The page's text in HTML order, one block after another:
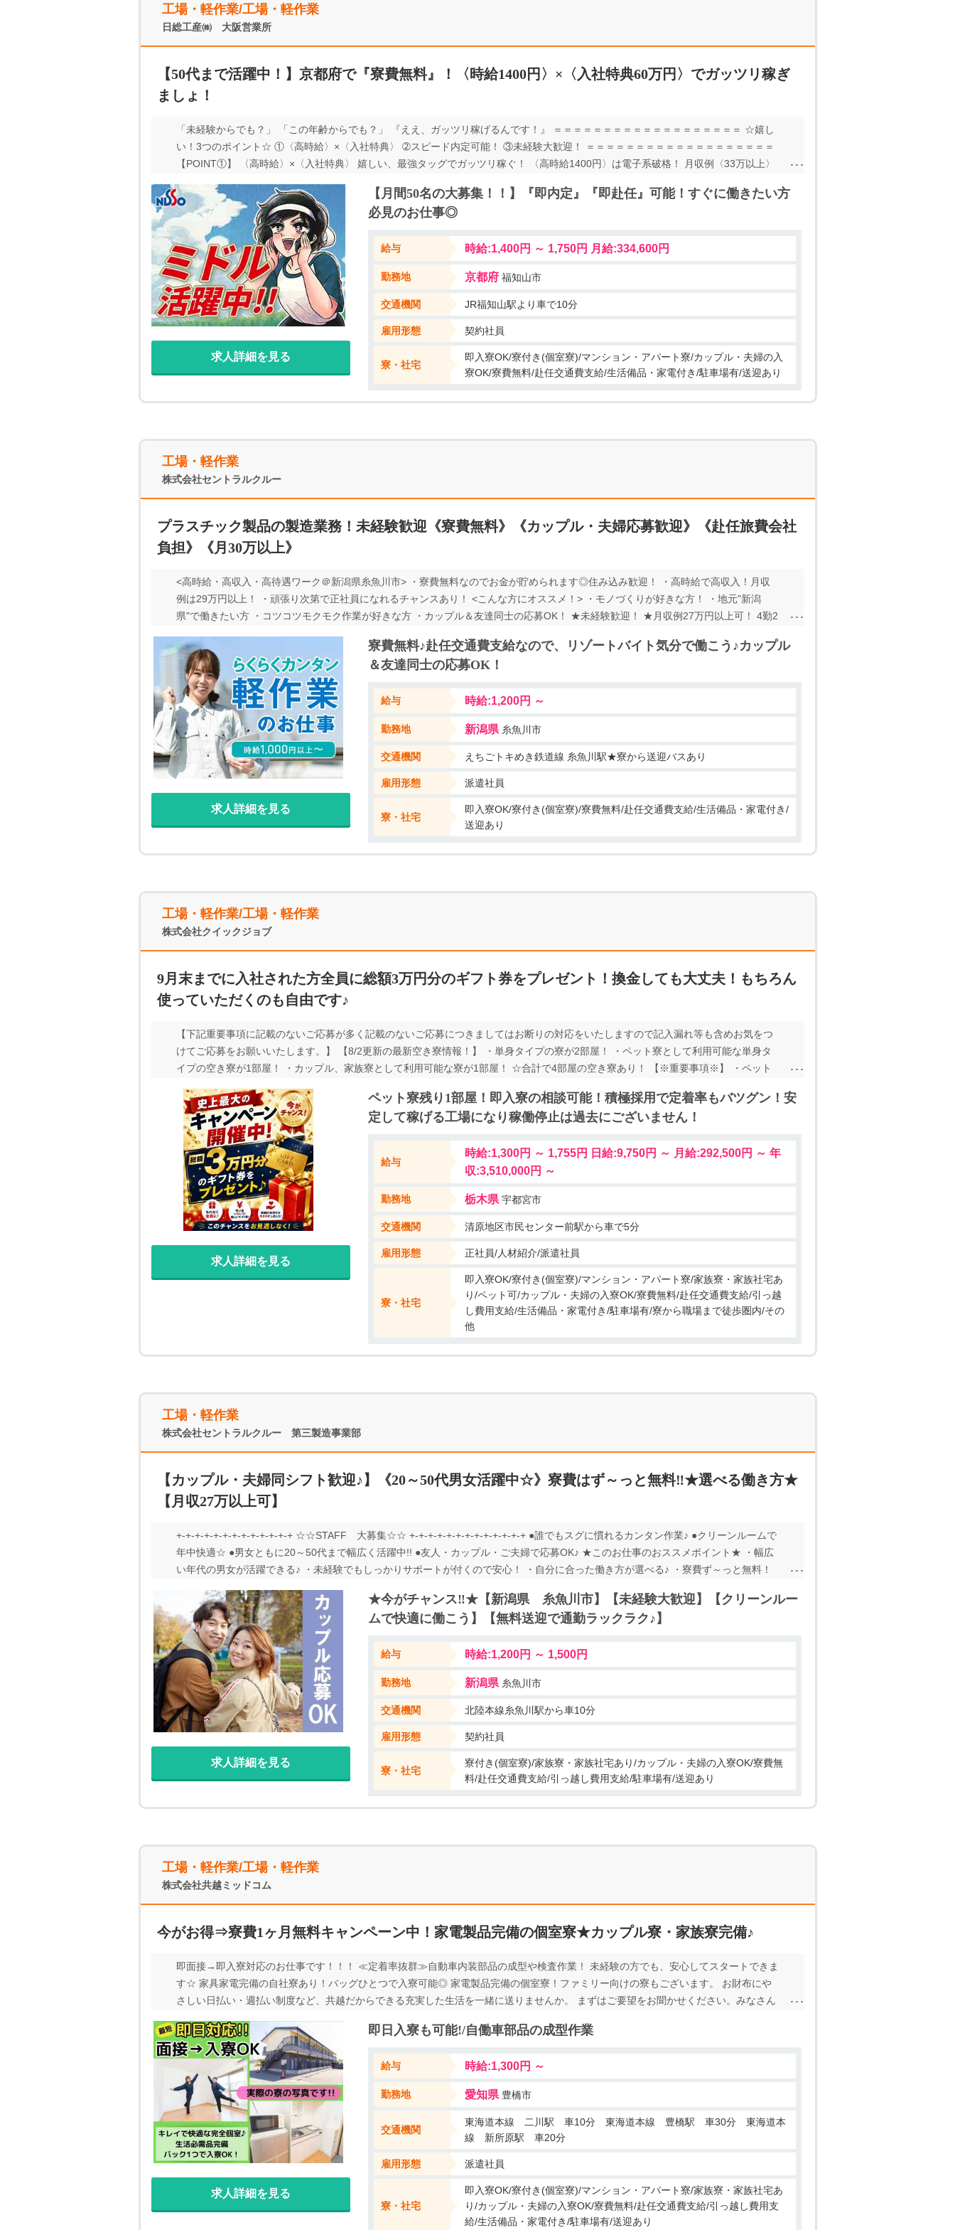
工場・軽作業/工場・軽作業
日総工産㈱ 大阪営業所
【50代まで活躍中！】京都府で『寮費無料』！〈時給1400円〉×〈入社特典60万円〉でガッツリ稼ぎ
ましょ！
「未経験からでも？」 「この年齢からでも？」 『ええ、ガッツリ稼げるんです！』 ＝＝＝＝＝＝＝＝＝＝＝＝＝＝＝＝＝＝＝ ☆嬉し
い！3つのポイント☆ ①〈高時給〉×〈入社特典〉 ➁スピード内定可能！ ③未経験大歓迎！ ＝＝＝＝＝＝＝＝＝＝＝＝＝＝＝＝＝＝＝
【POINT①】 〈高時給〉×〈入社特典〉 嬉しい、最強タッグでガッツリ稼ぐ！ 〈高時給1400円〉は電子系破格！ 月収例〈33万以上〉
NT➁】 スピード内定可能！ 『即』内定 『即』赴任 『即』入社 のスピードスタート！ 明日の不安にさよならばいばい！ ーーーーーー
ーーーーーーーーーーーーー 【POINT③】 未経験大歓迎！ 作業は単純なので未経験からでも無問題！ 入社後は研修もあるのでさらに
安心◎ さらに！ 工場内に当社サポートスタッフが 常駐してますので安心して勤務出来ますよ◎ ーーーーーーーーーーーーーーーーー
ーー
求人詳細を見る
【月間50名の大募集！！】『即内定』『即赴任』可能！すぐに働きたい方
必見のお仕事◎
給与 時給:1,400円 ～ 1,750円 月給:334,600円
勤務地 京都府福知山市
交通機関 JR福知山駅より車で10分
雇用形態 契約社員
寮・社宅
即入寮OK/寮付き(個室寮)/マンション・アパート寮/カップル・夫婦の入
寮OK/寮費無料/赴任交通費支給/生活備品・家電付き/駐車場有/送迎あり
工場・軽作業
株式会社セントラルクルー
プラスチック製品の製造業務！未経験歓迎《寮費無料》《カップル・夫婦応募歓迎》《赴任旅費会社
負担》《月30万以上》
<高時給・高収入・高待遇ワーク＠新潟県糸魚川市> ・寮費無料なのでお金が貯められます◎住み込み歓迎！ ・高時給で高収入！月収
例は29万円以上！ ・頑張り次第で正社員になれるチャンスあり！ <こんな方にオススメ！> ・モノづくりが好きな方！ ・地元"新潟
県"で働きたい方 ・コツコツモクモク作業が好きな方 ・カップル＆友達同士の応募OK！ ★未経験歓迎！ ★月収例27万円以上可！ 4勤2
安心♪ お手持ちのスマホでOK！ お気軽にご応募ください♪ ◆WEB応募は、24h受付中◆ 工場・製造業の就職・転職をお考えの方にピッ
タリなお仕事をご紹介！ 住み込み・派遣・正社員など、あなたの希望に合わせてご紹介します！
求人詳細を見る
寮費無料♪赴任交通費支給なので、リゾートバイト気分で働こう♪カップル
＆友達同士の応募OK！
給与 時給:1,200円 ～
勤務地 新潟県糸魚川市
交通機関 えちごトキめき鉄道線 糸魚川駅★寮から送迎バスあり
雇用形態 派遣社員
寮・社宅
即入寮OK/寮付き(個室寮)/寮費無料/赴任交通費支給/生活備品・家電付き/
送迎あり
工場・軽作業/工場・軽作業
株式会社クイックジョブ
9月末までに入社された方全員に総額3万円分のギフト券をプレゼント！換金しても大丈夫！もちろん
使っていただくのも自由です♪
【下記重要事項に記載のないご応募が多く記載のないご応募につきましてはお断りの対応をいたしますので記入漏れ等も含めお気をつ
けてご応募をお願いいたします。】 【8/2更新の最新空き寮情報！】 ・単身タイプの寮が2部屋！ ・ペット寮として利用可能な単身タ
イプの空き寮が1部屋！ ・カップル、家族寮として利用可能な寮が1部屋！ ☆合計で4部屋の空き寮あり！ 【※重要事項※】 ・ペット
ご希望の方は応募理由欄に何名で入寮希望かご記入ください。 【※重要事項※】 タトゥーや刺青がある方は応募志望欄にどの部分に入
られているか全てご記入ください。 ☆入寮求人にありがちな保証人や緊急連絡先が不要になりました！！ ・保証人や緊急連絡先がいな
くて入寮出来ない方、必見です！！ ・ペット寮には珍しい寮費補助もあり単身タイプの寮なら実質寮費無料で住めます！ ・ペット寮の
求人が見つからない方や、ペット寮の高額な寮費に悩まれている方は必見です！ ・退去時の修繕費用の積立金なども不要でよほどのこ
とがない限り修繕費用も取られません！ ・同性の方のカップル寮や家族寮も完備しております！！ ※こちらからの連絡はコーディネー
ターの携帯からお電話が入ります！
求人詳細を見る
ペット寮残り1部屋！即入寮の相談可能！積極採用で定着率もバツグン！安
定して稼げる工場になり稼働停止は過去にございません！
給与
時給:1,300円 ～ 1,755円 日給:9,750円 ～ 月給:292,500円 ～ 年
収:3,510,000円 ～
勤務地 栃木県宇都宮市
交通機関 清原地区市民センター前駅から車で5分
雇用形態 正社員/人材紹介/派遣社員
寮・社宅
即入寮OK/寮付き(個室寮)/マンション・アパート寮/家族寮・家族社宅あ
り/ペット可/カップル・夫婦の入寮OK/寮費無料/赴任交通費支給/引っ越
し費用支給/生活備品・家電付き/駐車場有/寮から職場まで徒歩圏内/その
他
工場・軽作業
株式会社セントラルクルー 第三製造事業部
【カップル・夫婦同シフト歓迎♪】《20～50代男女活躍中☆》寮費はず～っと無料‼★選べる働き方★
【月収27万以上可】
+-+-+-+-+-+-+-+-+-+-+-+-+ ☆☆STAFF 大募集☆☆ +-+-+-+-+-+-+-+-+-+-+-+-+ ●誰でもスグに慣れるカンタン作業♪ ●クリーンルームで
年中快適☆ ●男女ともに20～50代まで幅広く活躍中!! ●友人・カップル・ご夫婦で応募OK♪ ★このお仕事のおススメポイント★ ・幅広
い年代の男女が活躍できる♪ ・未経験でもしっかりサポートが付くので安心！ ・自分に合った働き方が選べる♪ ・寮費ず～っと無料！
担あり※各種規定あり ・嬉しい週払い制度もございます♪ こんな高待遇案件なかなか出ませんよ☆彡 迷っているそこのあなた、このチ
ャンス逃さないでください！ ◆応募に関して◆ １ 電話応募の場合 即入寮されたい方、お困りの方におススメ☆彡 ２ ウェブ応
募の場合 いつでも、どこからでも応募ができちゃう♪ この他にもたくさんオシゴトがありますので、 当社担当者にお気軽にお問合
せください♪
求人詳細を見る
★今がチャンス‼★【新潟県 糸魚川市】【未経験大歓迎】【クリーンルー
ムで快適に働こう】【無料送迎で通勤ラックラク♪】
給与 時給:1,200円 ～ 1,500円
勤務地 新潟県糸魚川市
交通機関 北陸本線糸魚川駅から車10分
雇用形態 契約社員
寮・社宅
寮付き(個室寮)/家族寮・家族社宅あり/カップル・夫婦の入寮OK/寮費無
料/赴任交通費支給/引っ越し費用支給/駐車場有/送迎あり
工場・軽作業/工場・軽作業
株式会社共越ミッドコム
今がお得⇒寮費1ヶ月無料キャンペーン中！家電製品完備の個室寮★カップル寮・家族寮完備♪
即面接→即入寮対応のお仕事です！！！ ≪定着率抜群≫自動車内装部品の成型や検査作業！ 未経験の方でも、安心してスタートできま
す☆ 家具家電完備の自社寮あり！バッグひとつで入寮可能◎ 家電製品完備の個室寮！ファミリー向けの寮もございます。 お財布にや
さしい日払い・週払い制度など、共越だからできる充実した生活を一緒に送りませんか。 まずはご要望をお聞かせください。みなさん
ます！お気軽にご応募ください♪ ◆受け入れ体制ばっちり 家具家電完備の自社寮あり！単身の方からカップル、ファミリーまで、バッ
グひとつで入寮可能◎安心して働けるように、研修体制もgood☆受け入れ体制整えてお待ちしております！ 【派遣会社のうれしい特
典】 ・履歴書不要！ ・来社不要！ ・事前のweb登録でラクラク♪ ・車両レンタル制度あり！ ・送迎あり！ ・前払い制度あり！ ・寮に
は家電製品完備！
求人詳細を見る
即日入寮も可能!/自働車部品の成型作業
給与 時給:1,300円 ～
勤務地 愛知県豊橋市
交通機関
東海道本線 二川駅 車10分 東海道本線 豊橋駅 車30分 東海道本
線 新所原駅 車20分
雇用形態 派遣社員
寮・社宅
即入寮OK/寮付き(個室寮)/マンション・アパート寮/家族寮・家族社宅あ
り/カップル・夫婦の入寮OK/寮費無料/赴任交通費支給/引っ越し費用支
給/生活備品・家電付き/駐車場有/送迎あり